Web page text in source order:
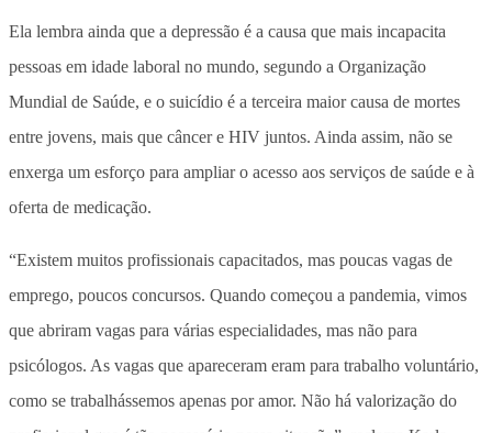
Ela lembra ainda que a depressão é a causa que mais incapacita
pessoas em idade laboral no mundo, segundo a Organização
Mundial de Saúde, e o suicídio é a terceira maior causa de mortes
entre jovens, mais que câncer e HIV juntos. Ainda assim, não se
enxerga um esforço para ampliar o acesso aos serviços de saúde e à
oferta de medicação.
“Existem muitos profissionais capacitados, mas poucas vagas de
emprego, poucos concursos. Quando começou a pandemia, vimos
que abriram vagas para várias especialidades, mas não para
psicólogos. As vagas que apareceram eram para trabalho voluntário,
como se trabalhássemos apenas por amor. Não há valorização do